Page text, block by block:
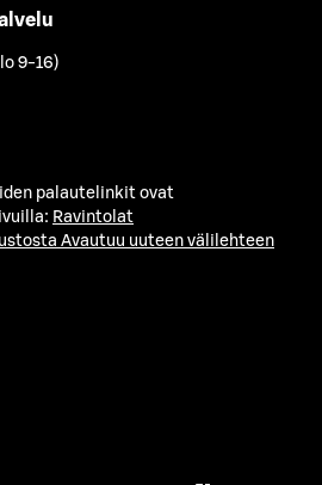
9-16)
palautelinkit ovat
Ravintolat
Avautuu uuteen välilehteen